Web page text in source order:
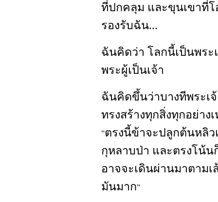
ที่ปกคลุม และขุนเขาที่
รองรับฉัน...
ฉันคิดว่า โลกนี้เป็นพร
พระผู้เป็นเจ้า
ฉันคิดขึ้นว่าบางทีพระเ
ทรงสร้างทุกสิ่งทุกอย่าง
"ตรงนี้ข้าจะปลูกต้นหลิ
กุหลาบป่า และตรงโน้น
อาจจะเดินผ่านมาตาม
มันมาก"